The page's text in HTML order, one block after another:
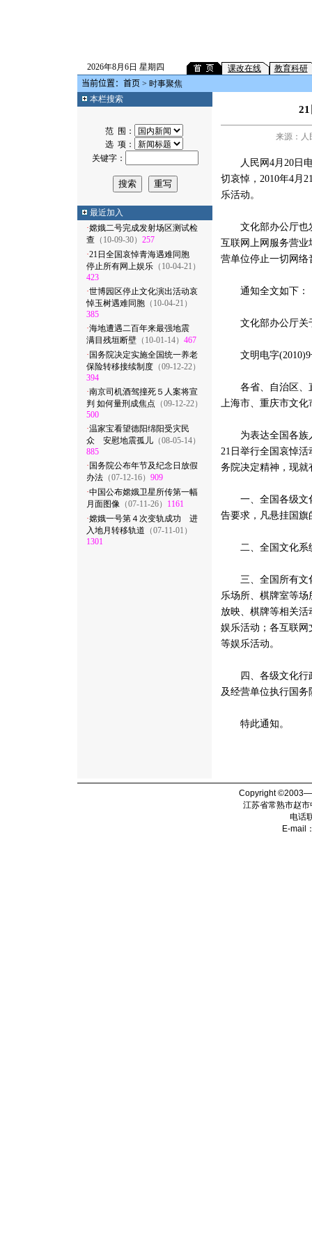
2026年8月6日 星期四 课改在线
教育科研
当前位置： 首页 > 时事聚焦
本栏搜索
范 围：
选 项：
关键字：
最近加入
·嫦娥二号完成发射场区测试检
查 （10-09-30） 257
·21日全国哀悼青海遇难同胞
停止所有网上娱乐 （10-04-21）
423
·世博园区停止文化演出活动哀
悼玉树遇难同胞 （10-04-21）
385
·海地遭遇二百年来最强地震
满目残垣断壁 （10-01-14） 467
· 国务院决定实施全国统一养老
保险转移接续制度 （09-12-22）
394
·南京司机酒驾撞死５人案将宣
判 如何量刑成焦点 （09-12-22）
500
·温家宝看望德阳绵阳受灾民
众 安慰地震孤儿 （08-05-14）
885
· 国务院公布年节及纪念日放假
办法 （07-12-16） 909
·中国公布嫦娥卫星所传第一幅
月面图像 （07-11-26） 1161
·嫦娥一号第４次变轨成功 进
入地月转移轨道 （07-11-01）
1301
来源：人
人民网4月20日电
切哀悼，2010年4月
乐活动。
文化部办公厅也发
互联网上网服务营
营单位停止一切网
通知全文如下：
文化部办公厅关于
文明电字(2010)9
各省、自治区、直
上海市、重庆市文
为表达全国各族人
21日举行全国哀悼
务院决定精神，现
一、全国各级文化
告要求，凡悬挂国旗
二、全国文化系统
三、全国所有文化
乐场所、棋牌室等
放映、棋牌等相关
娱乐活动；各互联
等娱乐活动。
四、各级文化行政
及经营单位执行国
特此通知。
Copyright
江苏省常熟市赵
电话
E-mail